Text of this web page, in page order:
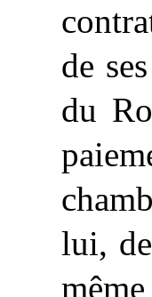
de
du
lui,